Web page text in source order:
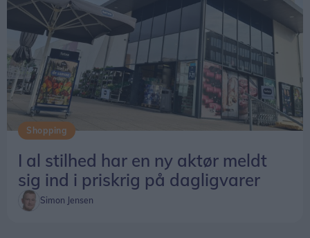
Shopping
I al stilhed har en ny aktør meldt
sig ind i priskrig på dagligvarer
Simon Jensen